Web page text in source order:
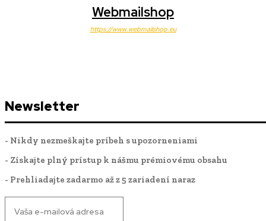
Webmailshop
https://www.webmailshop.eu
Newsletter
- Nikdy nezmeškajte príbeh s upozorneniami
- Získajte plný prístup k nášmu prémiovému obsahu
- Prehliadajte zadarmo až z 5 zariadení naraz